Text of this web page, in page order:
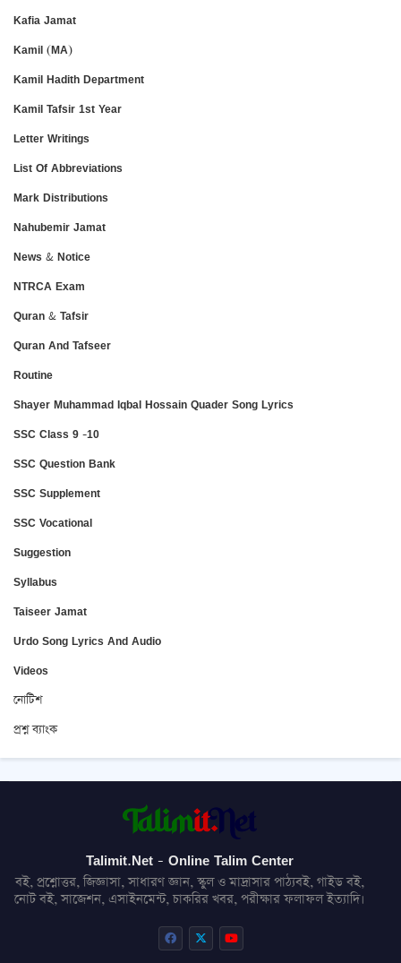
Kafia Jamat
Kamil (MA)
Kamil Hadith Department
Kamil Tafsir 1st Year
Letter Writings
List Of Abbreviations
Mark Distributions
Nahubemir Jamat
News & Notice
NTRCA Exam
Quran & Tafsir
Quran And Tafseer
Routine
Shayer Muhammad Iqbal Hossain Quader Song Lyrics
SSC Class 9 -10
SSC Question Bank
SSC Supplement
SSC Vocational
Suggestion
Syllabus
Taiseer Jamat
Urdo Song Lyrics And Audio
Videos
নোটিশ
প্রশ্ন ব্যাংক
Talimit.Net - Online Talim Center
বই, প্রশ্নোত্তর, জিজ্ঞাসা, সাধারণ জ্ঞান, স্কুল ও মাদ্রাসার পাঠ্যবই, গাইড বই,
নোট বই, সাজেশন, এসাইনমেন্ট, চাকরির খবর, পরীক্ষার ফলাফল ইত্যাদি।